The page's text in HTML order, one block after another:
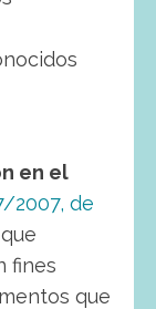
en el
2007, de
fines
que